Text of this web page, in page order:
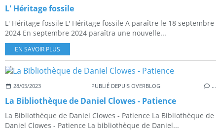
L' Héritage fossile
L' Héritage fossile L' Héritage fossile A paraître le 18 septembre
2024 En septembre 2024 paraîtra une nouvelle...
EN SAVOIR PLUS
28/05/2023 PUBLIÉ DEPUIS OVERBLOG …
La Bibliothèque de Daniel Clowes - Patience
La Bibliothèque de Daniel Clowes - Patience La Bibliothèque de
Daniel Clowes - Patience La bibliothèque de Daniel...